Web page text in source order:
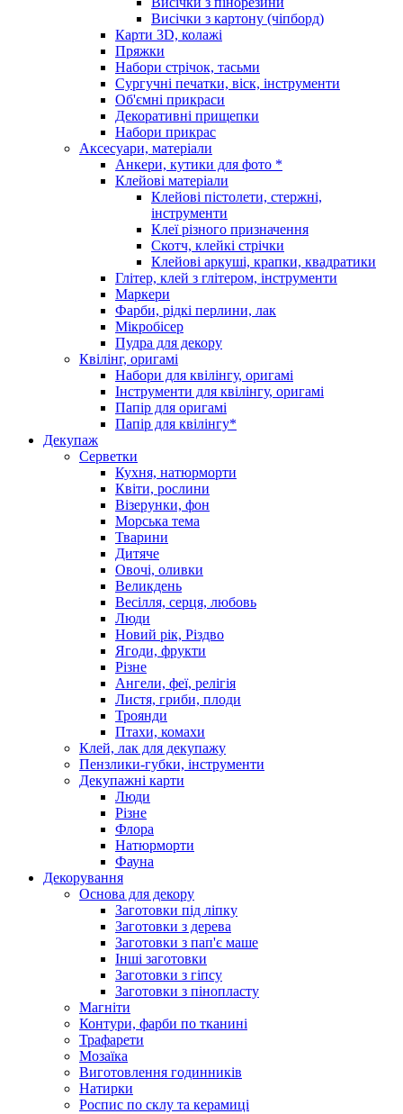
Висічки з картону (чіпборд)
Карти 3D, колажі
Пряжки
Набори стрічок, тасьми
Сургучні печатки, віск, інструменти
Об'ємні прикраси
Декоративні прищепки
Набори прикрас
Аксесуари, матеріали
Анкери, кутики для фото *
Клейові матеріали
Клейові пістолети, стержні,
інструменти
Клеї різного призначення
Скотч, клейкі стрічки
Клейові аркуші, крапки, квадратики
Глітер, клей з глітером, інструменти
Маркери
Фарби, рідкі перлини, лак
Мікробісер
Пудра для декору
Квілінг, оригамі
Набори для квілінгу, оригамі
Інструменти для квілінгу, оригамі
Папір для оригамі
Папір для квілінгу*
Декупаж
Серветки
Кухня, натюрморти
Квіти, рослини
Візерунки, фон
Морська тема
Тварини
Дитяче
Овочі, оливки
Великдень
Весілля, серця, любовь
Люди
Новий рік, Різдво
Ягоди, фрукти
Різне
Ангели, феї, релігія
Листя, гриби, плоди
Троянди
Птахи, комахи
Клей, лак для декупажу
Пензлики-губки, інструменти
Декупажні карти
Люди
Різне
Флора
Натюрморти
Фауна
Декорування
Основа для декору
Заготовки під ліпку
Заготовки з дерева
Заготовки з пап'є маше
Інші заготовки
Заготовки з гіпсу
Заготовки з пінопласту
Магніти
Контури, фарби по тканині
Трафарети
Мозаїка
Виготовлення годинників
Натирки
Роспис по склу та керамиці